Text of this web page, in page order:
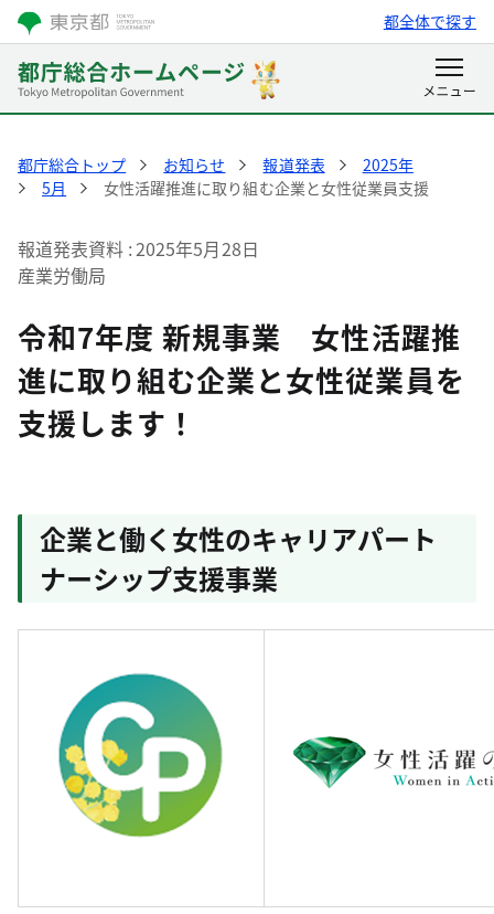
都全体で探す
都庁総合トップ お知らせ 報道発表
2025年
5月
女性活躍推進に取り組む企業と女性従業員支援
報道発表資料 2025年5月28日
産業労働局
令和7年度 新規事業 女性活躍推
進に取り組む企業と女性従業員を
支援します！
企業と働く女性のキャリアパート
ナーシップ支援事業